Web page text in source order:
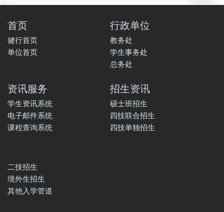
首页
健行首页
单位首页
行政单位
教务处
学生事务处
总务处
资讯服务
学生资讯系统
电子邮件系统
课程查询系统
招生资讯
硕士班招生
四技联合招生
四技单独招生
二技招生
境外生招生
其他入学管道